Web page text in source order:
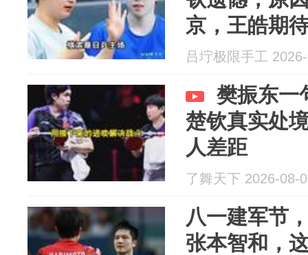
京，王皓期
吕坾极限手工
樊振东一
楚钦真实处
人差距
了舞天下 2026-08-
八一建军节
张本智和，